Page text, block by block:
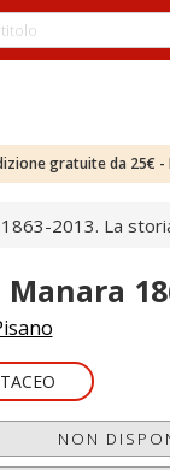
gratuite da 25€
2013. La
Manara
NON